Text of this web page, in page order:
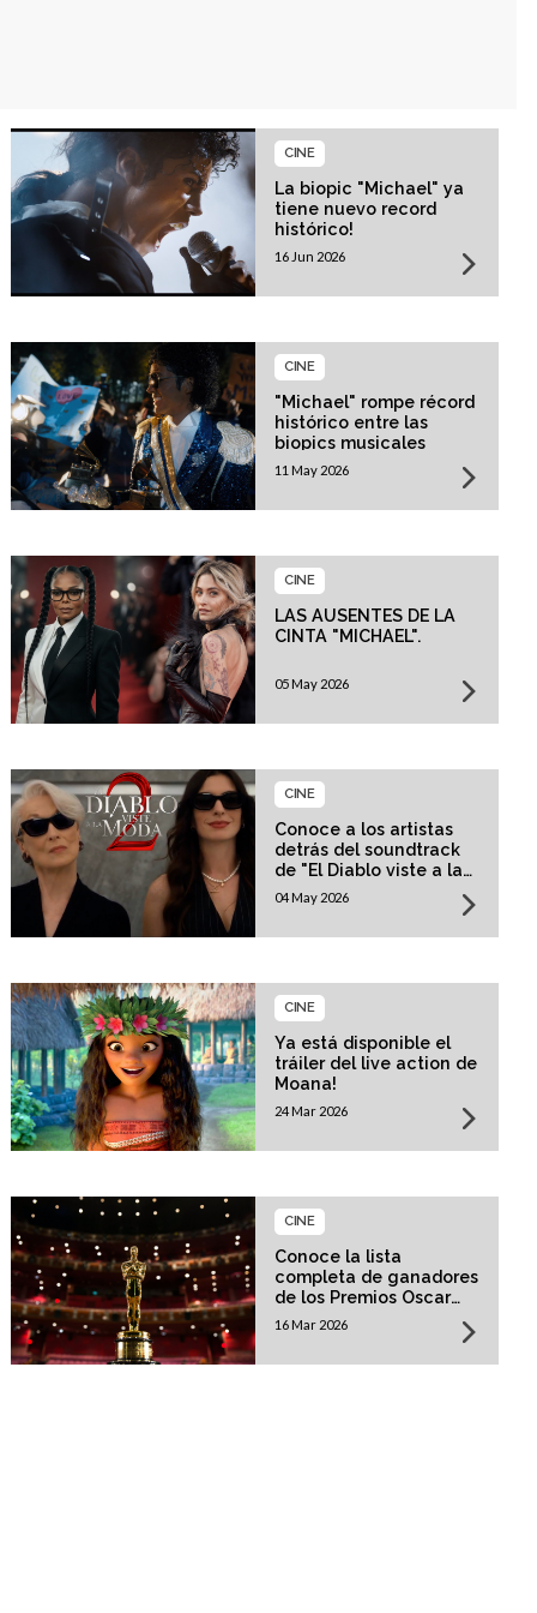
La biopic "Michael" ya
tiene nuevo record
histórico!
CINE
16 Jun 2026
"Michael" rompe récord
histórico entre las
biopics musicales
CINE
11 May 2026
LAS AUSENTES DE LA
CINTA "MICHAEL".
CINE
05 May 2026
Conoce a los artistas
detrás del soundtrack
de "El Diablo viste a la
moda 2"
CINE
04 May 2026
Ya está disponible el
tráiler del live action de
Moana!
CINE
24 Mar 2026
Conoce la lista
completa de ganadores
de los Premios Oscar
2026!
CINE
16 Mar 2026